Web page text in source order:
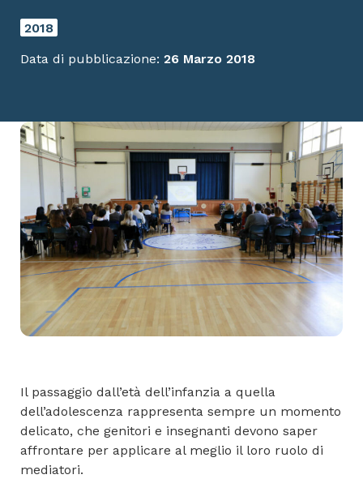
2018
Data di pubblicazione: 26 Marzo 2018
Il passaggio dall’età dell’infanzia a quella
dell’adolescenza rappresenta sempre un momento
delicato, che genitori e insegnanti devono saper
affrontare per applicare al meglio il loro ruolo di
mediatori.